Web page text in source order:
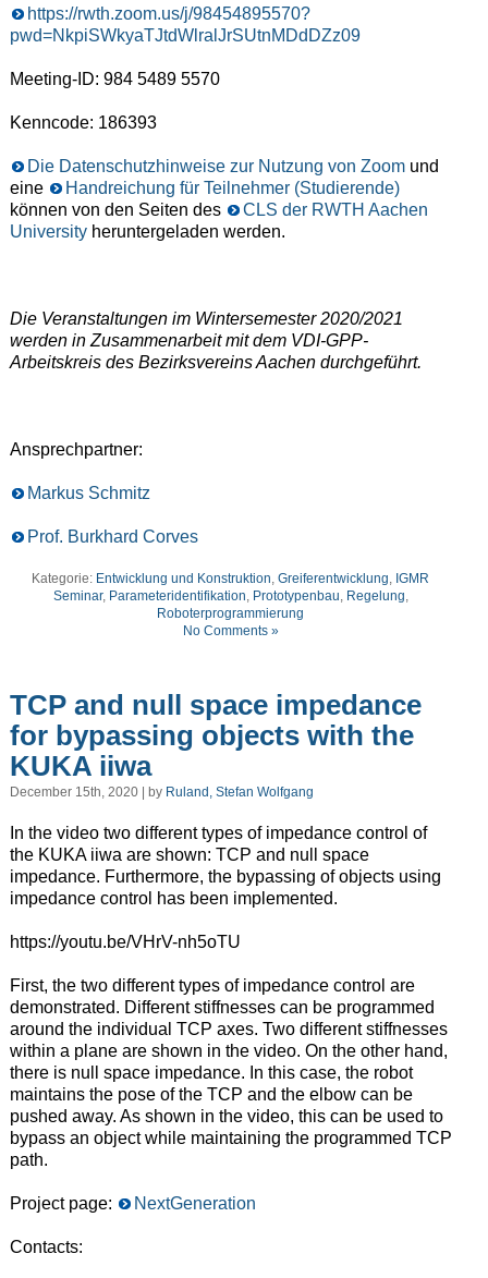
https://rwth.zoom.us/j/98454895570?
pwd=NkpiSWkyaTJtdWlralJrSUtnMDdDZz09
Meeting-ID: 984 5489 5570
Kenncode: 186393
Die Datenschutzhinweise zur Nutzung von Zoom und
eine
Handreichung für Teilnehmer (Studierende)
können von den Seiten des
CLS der RWTH Aachen
Universityheruntergeladen werden.
Die Veranstaltungen im Wintersemester 2020/2021
werden in Zusammenarbeit mit dem VDI-GPP-
Arbeitskreis des Bezirksvereins Aachen durchgeführt.
Ansprechpartner:
Markus Schmitz
Prof. Burkhard Corves
Kategorie: Entwicklung und Konstruktion,Greiferentwicklung, IGMR
Seminar, Parameteridentifikation, Prototypenbau, Regelung,
Roboterprogrammierung
No Comments »
TCP and null space impedance
for bypassing objects with the
KUKA iiwa
December 15th, 2020 | by Ruland, Stefan Wolfgang
In the video two different types of impedance control of
the KUKA iiwa are shown: TCP and null space
impedance. Furthermore, the bypassing of objects using
impedance control has been implemented.
https://youtu.be/VHrV-nh5oTU
First, the two different types of impedance control are
demonstrated. Different stiffnesses can be programmed
around the individual TCP axes. Two different stiffnesses
within a plane are shown in the video. On the other hand,
there is null space impedance. In this case, the robot
maintains the pose of the TCP and the elbow can be
pushed away. As shown in the video, this can be used to
bypass an object while maintaining the programmed TCP
path.
Project page: NextGeneration
Contacts: